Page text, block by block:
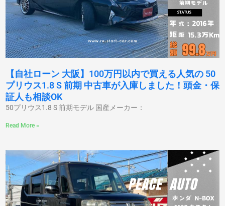
【自社ローン 大阪】100万円以内で買える人気の 50
プリウス1.8 S 前期 中古車が入庫しました！頭金・保
証人も相談OK
50プリウス1.8 S 前期モデル 国産メーカー：
Read More »